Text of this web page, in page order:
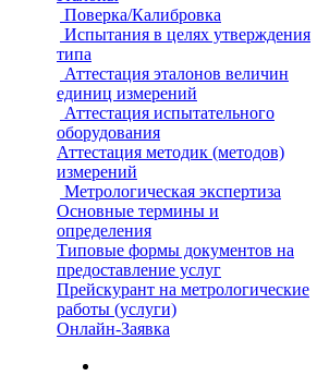
Поверка/Калибровка
Испытания в целях утверждения
типа
Аттестация эталонов величин
единиц измерений
Аттестация испытательного
оборудования
Аттестация методик (методов)
измерений
Метрологическая экспертиза
Основные термины и
определения
Типовые формы документов на
предоставление услуг
Прейскурант на метрологические
работы (услуги)
Онлайн-Заявка